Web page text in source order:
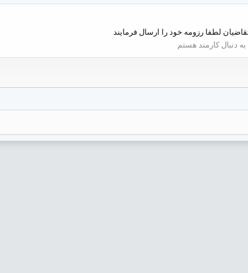
به دنبال کارمند هستم